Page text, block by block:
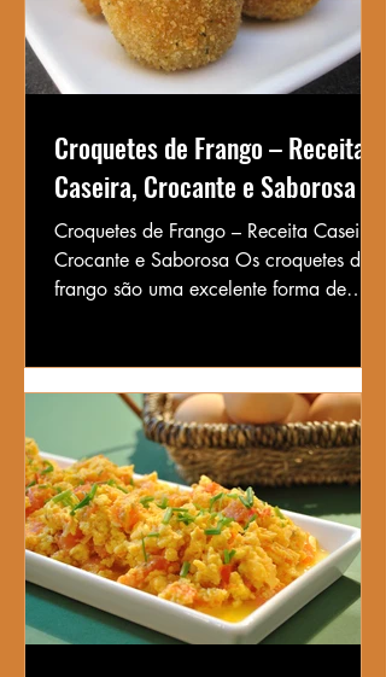
Croquetes de Frango – Receita
Caseira, Crocante e Saborosa
Croquetes de Frango – Receita Caseira,
Crocante e Saborosa Os croquetes de
frango são uma excelente forma de